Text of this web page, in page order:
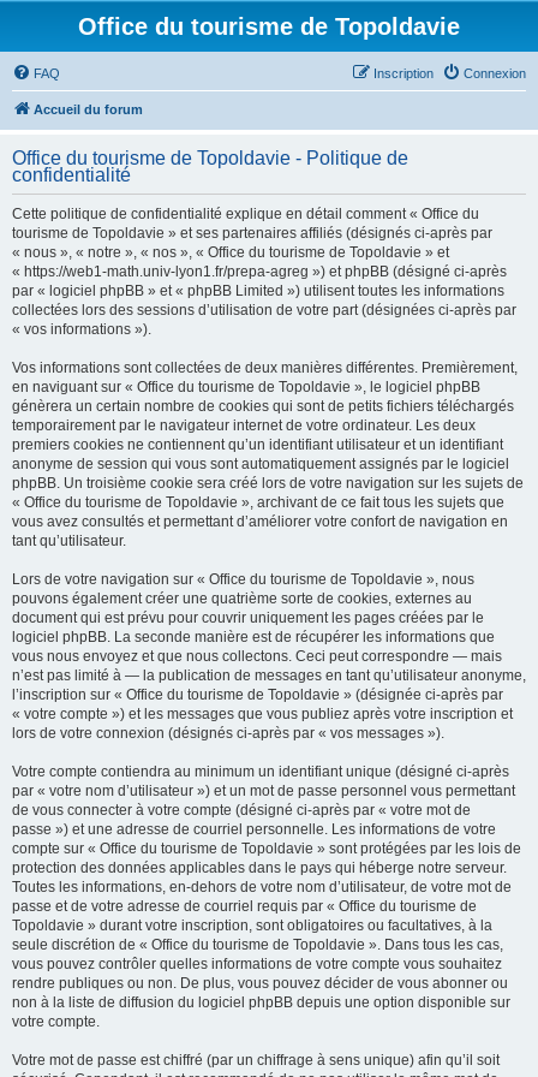
Office du tourisme de Topoldavie
FAQ Connexion
Inscription
Accueil du forum
Office du tourisme de Topoldavie - Politique de
confidentialité
Cette politique de confidentialité explique en détail comment « Office du
tourisme de Topoldavie » et ses partenaires affiliés (désignés ci-après par
« nous », « notre », « nos », « Office du tourisme de Topoldavie » et
« https://web1-math.univ-lyon1.fr/prepa-agreg ») et phpBB (désigné ci-après
par « logiciel phpBB » et « phpBB Limited ») utilisent toutes les informations
collectées lors des sessions d’utilisation de votre part (désignées ci-après par
« vos informations »).
Vos informations sont collectées de deux manières différentes. Premièrement,
en naviguant sur « Office du tourisme de Topoldavie », le logiciel phpBB
génèrera un certain nombre de cookies qui sont de petits fichiers téléchargés
temporairement par le navigateur internet de votre ordinateur. Les deux
premiers cookies ne contiennent qu’un identifiant utilisateur et un identifiant
anonyme de session qui vous sont automatiquement assignés par le logiciel
phpBB. Un troisième cookie sera créé lors de votre navigation sur les sujets de
« Office du tourisme de Topoldavie », archivant de ce fait tous les sujets que
vous avez consultés et permettant d’améliorer votre confort de navigation en
tant qu’utilisateur.
Lors de votre navigation sur « Office du tourisme de Topoldavie », nous
pouvons également créer une quatrième sorte de cookies, externes au
document qui est prévu pour couvrir uniquement les pages créées par le
logiciel phpBB. La seconde manière est de récupérer les informations que
vous nous envoyez et que nous collectons. Ceci peut correspondre — mais
n’est pas limité à — la publication de messages en tant qu’utilisateur anonyme,
l’inscription sur « Office du tourisme de Topoldavie » (désignée ci-après par
« votre compte ») et les messages que vous publiez après votre inscription et
lors de votre connexion (désignés ci-après par « vos messages »).
Votre compte contiendra au minimum un identifiant unique (désigné ci-après
par « votre nom d’utilisateur ») et un mot de passe personnel vous permettant
de vous connecter à votre compte (désigné ci-après par « votre mot de
passe ») et une adresse de courriel personnelle. Les informations de votre
compte sur « Office du tourisme de Topoldavie » sont protégées par les lois de
protection des données applicables dans le pays qui héberge notre serveur.
Toutes les informations, en-dehors de votre nom d’utilisateur, de votre mot de
passe et de votre adresse de courriel requis par « Office du tourisme de
Topoldavie » durant votre inscription, sont obligatoires ou facultatives, à la
seule discrétion de « Office du tourisme de Topoldavie ». Dans tous les cas,
vous pouvez contrôler quelles informations de votre compte vous souhaitez
rendre publiques ou non. De plus, vous pouvez décider de vous abonner ou
non à la liste de diffusion du logiciel phpBB depuis une option disponible sur
votre compte.
Votre mot de passe est chiffré (par un chiffrage à sens unique) afin qu’il soit